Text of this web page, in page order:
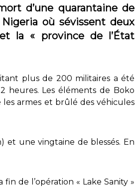
d’une quarantaine de
où sévissent deux
la « province de l’État
plus de 200 militaires a été
heures. Les éléments de Boko
armes et brûlé des véhicules
et une vingtaine de blessés. En
de l’opération « Lake Sanity »